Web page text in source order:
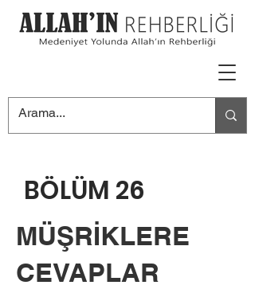
BÖLÜM 26
MÜŞRİKLERE
CEVAPLAR